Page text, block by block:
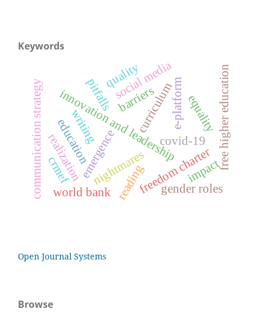
Keywords
emergence
innovation and leadership
curriculum
freedom charterfree higher education
realizationnightmares
pitfalls
covid-19
e-platform
social media
communication strategy education
barriers
gender roles
equality
reading
writing
quality
crmef impact
world bank
Open Journal Systems
Browse